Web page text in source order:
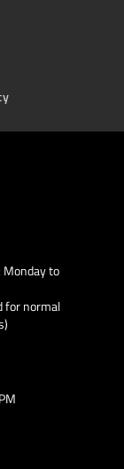
Monday to
for normal